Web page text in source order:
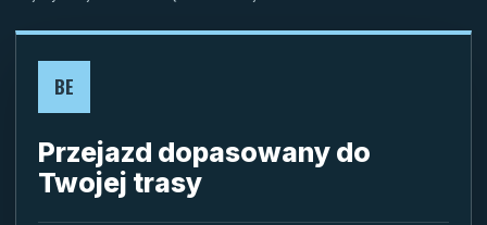
BE
Przejazd dopasowany do
Twojej trasy